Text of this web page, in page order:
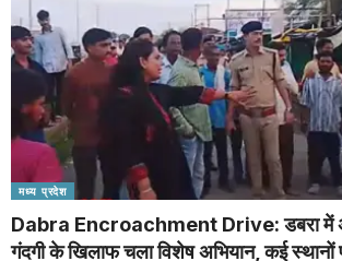
मध्य प्रदेश
Dabra Encroachment Drive: डबरा में
गंदगी के खिलाफ चला विशेष अभियान, कई स्थानों